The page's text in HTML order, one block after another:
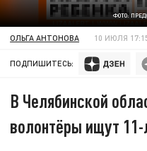
ФОТО:
ОЛЬГА АНТОНОВА 10 ИЮЛЯ
ПОДПИШИТЕСЬ:
В Челябинской
волонтёры ищут